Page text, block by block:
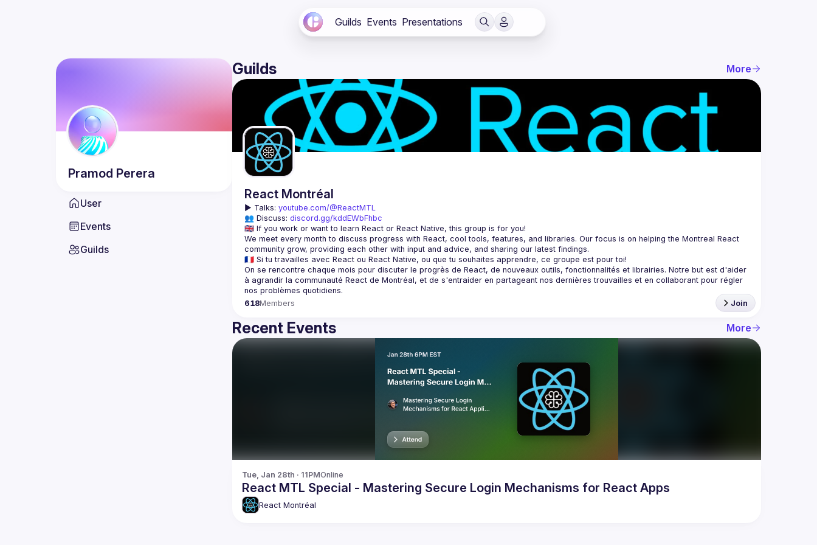
Guilds Events Presentations
Pramod Perera
User
Events
Guilds
Guilds More
React Montréal
▶️ Talks: youtube.com/@ReactMTL
👥 Discuss: discord.gg/kddEWbFhbc
We meet every month to discuss progress with React, cool tools, features, and libraries. Our focus is on helping the Montreal React
On se rencontre chaque mois pour discuter le progrès de React, de nouveaux outils, fonctionnalités et librairies. Notre but est d'aider
à agrandir la communauté React de Montréal, et de s'entraider en partageant nos dernières trouvailles et en collaborant pour régler
618Members Join
Recent Events More
Tue, Jan 28th · 11PMOnline
React MTL Special - Mastering Secure Login Mechanisms for React Apps
React Montréal